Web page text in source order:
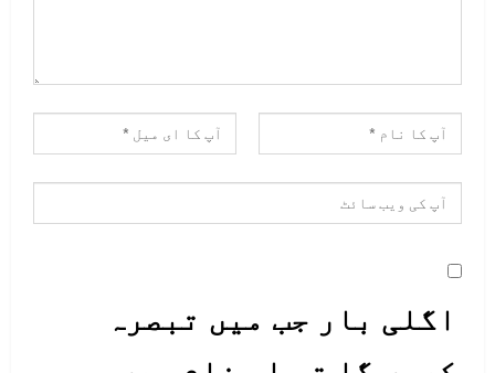
اگلی بار جب میں تبصرہ